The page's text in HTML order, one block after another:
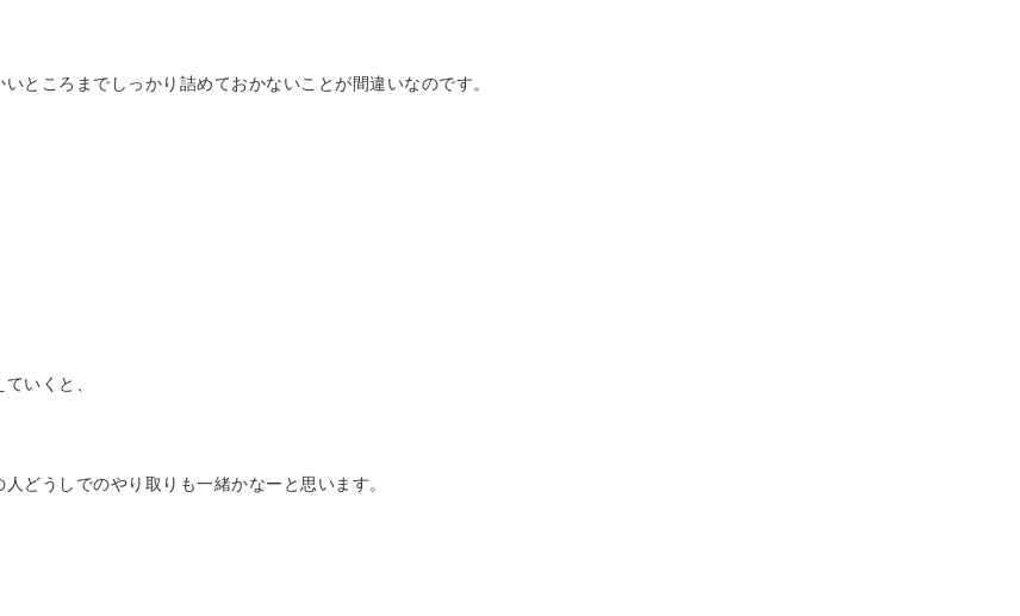
ところまでしっかり詰めておかないことが間違いなのです。
いくと、
どうしでのやり取りも一緒かなーと思います。